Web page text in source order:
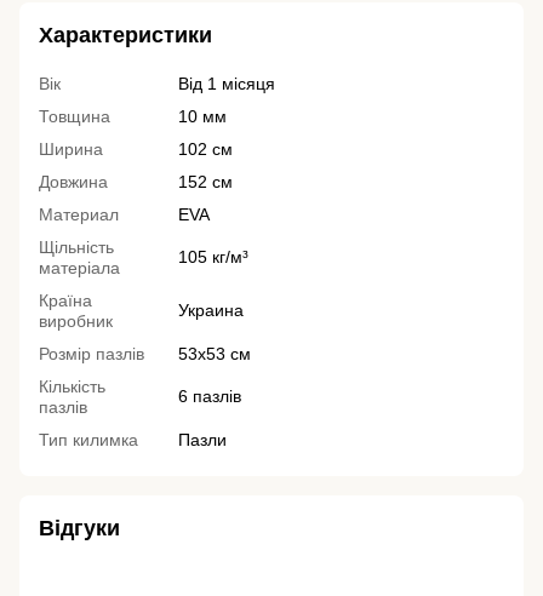
Характеристики
Вік
Від 1 місяця
Товщина
10 мм
Ширина
102 см
Довжина
152 см
Материал
EVA
Щільність
матеріала
105 кг/м³
Країна
виробник
Украина
Розмір пазлів
53х53 см
Кількість
пазлів
6 пазлів
Тип килимка Пазли
Відгуки